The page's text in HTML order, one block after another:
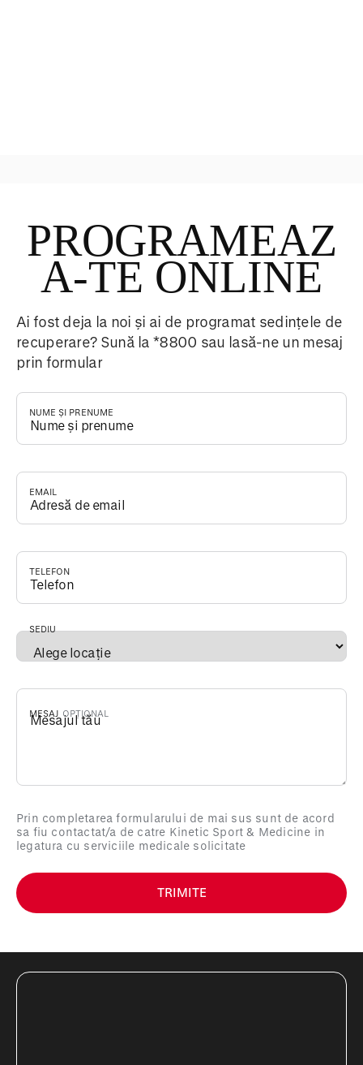
PROGRAMEAZ
A-TE ONLINE
Ai fost deja la noi și ai de programat sedințele de
recuperare? Sună la *8800 sau lasă-ne un mesaj
prin formular
NUME ȘI PRENUME
EMAIL
TELEFON
SEDIU*
MESAJ
Prin completarea formularului de mai sus sunt de acord
sa fiu contactat/a de catre Kinetic Sport & Medicine in
legatura cu serviciile medicale solicitate
TRIMITE